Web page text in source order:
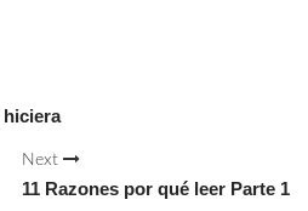
hiciera
Next
11 Razones por qué leer Parte 1